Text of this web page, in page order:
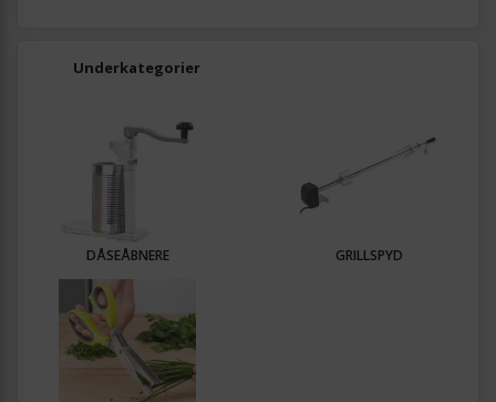
Underkategorier
DÅSEÅBNERE GRILLSPYD